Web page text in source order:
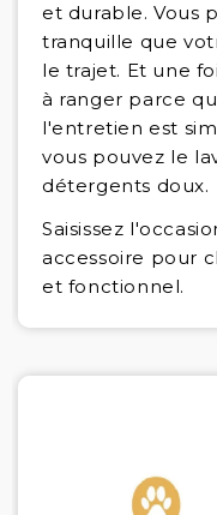
et durable. Vous
tranquille que
le trajet. Et une
à ranger parce
l'entretien est
vous pouvez le
détergents doux.
Saisissez
accessoire pour
et fonctionnel.